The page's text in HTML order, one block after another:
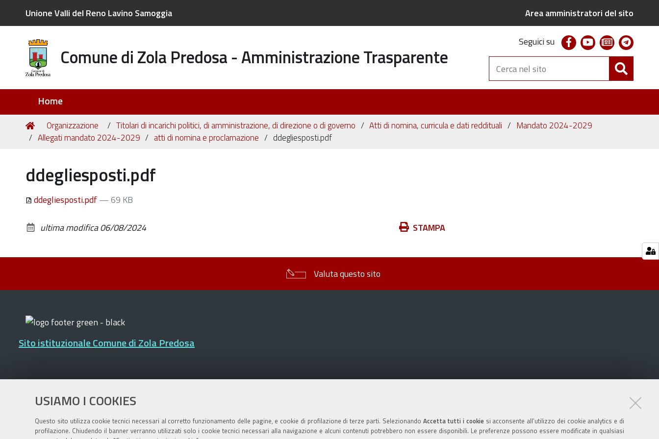
USIAMO I COOKIES
Questo sito utilizza cookie tecnici necessari al corretto funzionamento delle pagine, e cookie di profilazione di terze parti. Selezionando Accetta tutti i cookiesi acconsente all’utilizzo dei cookie analytics e di
profilazione. Chiudendo il banner verranno utilizzati solo i cookie tecnici necessari alla navigazione e alcuni contenuti potrebbero non essere disponibili. Le preferenze possono essere modificate in qualsiasi
Unione Valli del Reno Lavino Samoggia Area amministratori del sito
Comune di Zola Predosa - Amministrazione Trasparente
Seguici su facebookyoutubenewsletter
Cerca
nel
sito
Home
Tu
sei
Home
Organizzazione Titolari di incarichi politici, di amministrazione, di direzione o di governo Atti di nomina, curricula e dati reddituali
Mandato 2024-2029
Allegati mandato 2024-2029
atti di nomina e proclamazione ddegliesposti.pdf
ddegliesposti.pdf
ddegliesposti.pdf— 69 KB
Azioni STAMPA
ultima modifica06/08/2024
Valuta questo sito
Sito istituzionale Comune di Zola Predosa